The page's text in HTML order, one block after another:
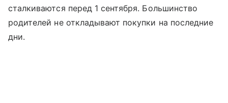
сталкиваются перед 1 сентября. Большинство
родителей не откладывают покупки на последние
дни.